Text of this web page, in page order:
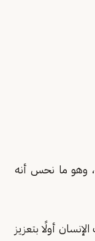
وهو ما نحس أنه
أولًا بتعزيز